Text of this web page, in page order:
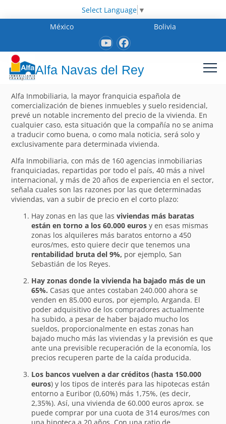
Select Language ▼
México
Bolivia
Alfa Navas del Rey
Alfa Inmobiliaria, la mayor franquicia española de
comercialización de bienes inmuebles y suelo residencial,
prevé un notable incremento del precio de la vivienda. En
cualquier caso, esta situación que la compañía no se anima
a traducir como buena, o como mala noticia, será solo y
exclusivamente para determinada vivienda.
Alfa Inmobiliaria, con más de 160 agencias inmobiliarias
franquiciadas, repartidas por todo el país, 40 más a nivel
internacional, y más de 20 años de experiencia en el sector,
señala cuales son las razones por las que determinadas
viviendas, van a subir de precio en el corto plazo:
Hay zonas en las que lasviviendas más baratas
están en torno a los 60.000 euros y en esas mismas
zonas los alquileres más baratos entorno a 450
euros/mes, esto quiere decir que tenemos una
rentabilidad bruta del 9%, por ejemplo, San
Sebastián de los Reyes.
Hay zonas donde la vivienda ha bajado más de un
65%. Casas que antes costaban 240.000 ahora se
venden en 85.000 euros, por ejemplo, Arganda. El
poder adquisitivo de los compradores actualmente
ha subido, a pesar de haber bajado mucho los
sueldos, proporcionalmente en estas zonas han
bajado mucho más las viviendas y la previsión es que
ante una previsible recuperación de la economía, los
precios recuperen parte de la caída producida.
Los bancos vuelven a dar créditos (hasta 150.000
euros) y los tipos de interés para las hipotecas están
entorno a Euribor (0,60%) más 1,75%, (es decir,
2,35%). Así, una vivienda de 60.000 euros aprox. se
puede comprar por una cuota de 314 euros/mes con